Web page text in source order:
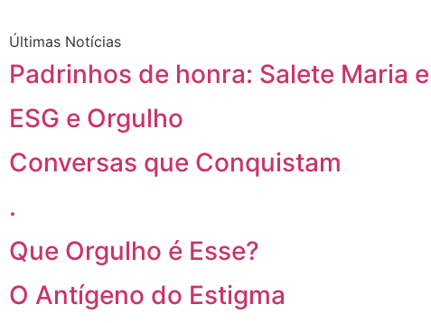
Últimas Notícias
Padrinhos de honra: Salete Maria
ESG e Orgulho
Conversas que Conquistam
.
Que Orgulho é Esse?
O Antígeno do Estigma